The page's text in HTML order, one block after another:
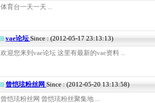
体育台一天一天 ...
vae论坛Since : (2012-05-17 23:13:13)
欢迎您来到vae论坛 这里有最新的vae资料 ...
曾恺玹粉丝网 Since : (2012-05-20 13:13:58)
曾恺玹粉丝网 曾恺玹粉丝聚集地 ...